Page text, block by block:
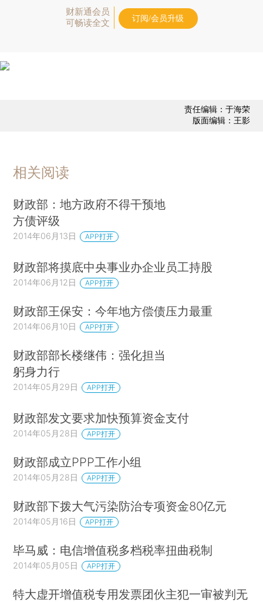
财新通会员
可畅读全文
订阅/会员升级
责任编辑：于海荣
版面编辑：王影
相关阅读
财政部：地方政府不得干预地
方债评级
2014年06月13日 APP打开
财政部将摸底中央事业办企业员工持股
2014年06月12日 APP打开
财政部王保安：今年地方偿债压力最重
2014年06月10日 APP打开
财政部部长楼继伟：强化担当
躬身力行
2014年05月29日 APP打开
财政部发文要求加快预算资金支付
2014年05月28日 APP打开
财政部成立PPP工作小组
2014年05月28日 APP打开
财政部下拨大气污染防治专项资金80亿元
2014年05月16日 APP打开
毕马威：电信增值税多档税率扭曲税制
2014年05月05日 APP打开
特大虚开增值税专用发票团伙主犯一审被判无